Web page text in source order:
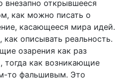
внезапно открывшееся
как можно писать о
касающееся мира идей.
как описывать реальность.
озарения как раз
как возникающие
то фальшивым. Это